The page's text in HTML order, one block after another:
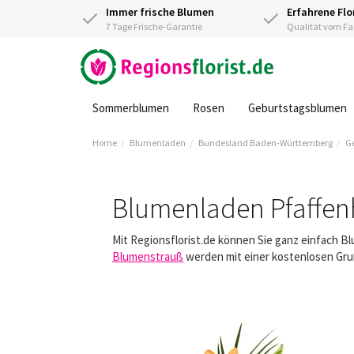
Immer frische Blumen
7 Tage Frische-Garantie
Erfahrene
Qualität vom
Sommerblumen Rosen Geburtstagsblumen
Home Blumenladen Bundesland Baden-Württemberg
Blumenladen
Mit Regionsflorist.de können Sie ganz einfach
Blumenstrauß werden mit einer kostenlosen